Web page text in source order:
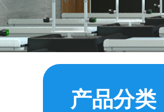
产品分类